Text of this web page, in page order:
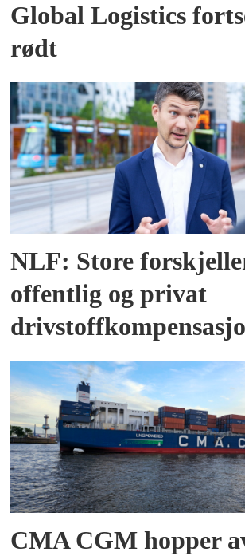
Global Logistics
rødt
NLF: Store
offentlig og privat
CMA CGM hopper